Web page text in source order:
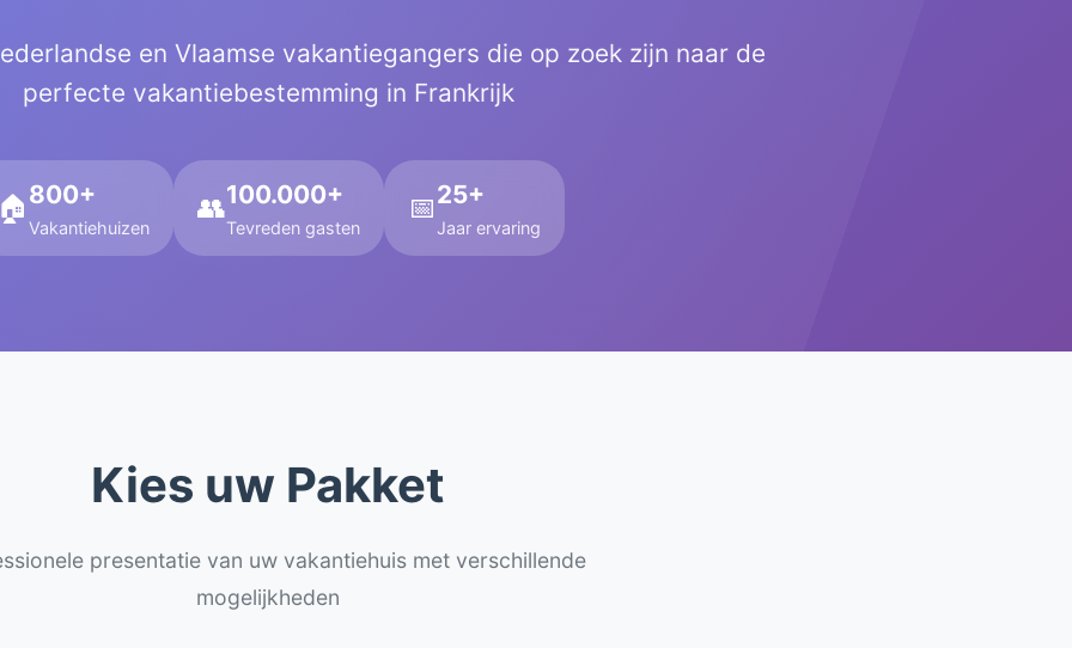
en Vlaamse vakantiegangers die op zoek zijn naar de
perfecte vakantiebestemming in Frankrijk
800+
Vakantiehuizen
👥100.000+
Tevreden gasten
📅25+
Jaar ervaring
Kies uw Pakket
presentatie van uw vakantiehuis met verschillende
mogelijkheden